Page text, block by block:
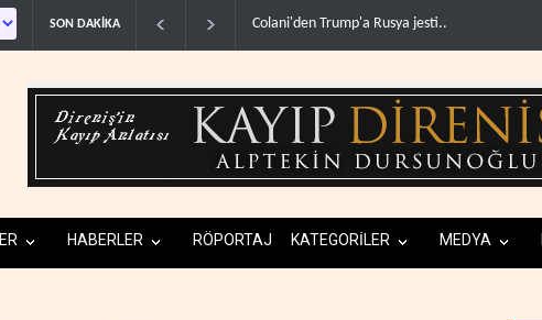
SON DAKİKA İsrail basınından terörist yerleşimcilere destek
HABERLER RÖPORTAJ KATEGORİLER MEDYA